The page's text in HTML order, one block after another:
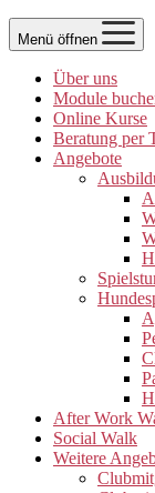
Menü öffnen
Über uns
Module
Online Kurse
Beratung per
Angebote
After Work
Social Walk
Weitere